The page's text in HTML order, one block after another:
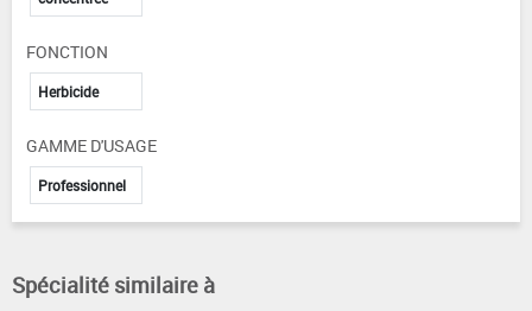
FONCTION
Herbicide
GAMME D'USAGE
Professionnel
Spécialité similaire à